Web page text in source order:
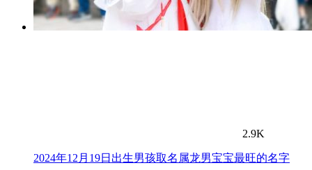
2.9K
2024年12月19日出生男孩取名属龙男宝宝最旺的名字